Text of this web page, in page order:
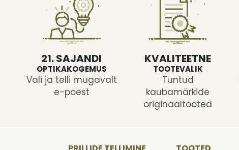
21. SAJANDI
OPTIKAKOGEMUS
Vali ja telli mugavalt
e-poest
KVALITEETNE
TOOTEVALIK
Tuntud
kaubamärkide
originaaltooted